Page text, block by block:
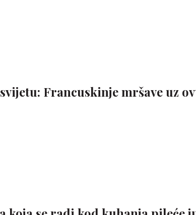
Francuskinje mršave uz